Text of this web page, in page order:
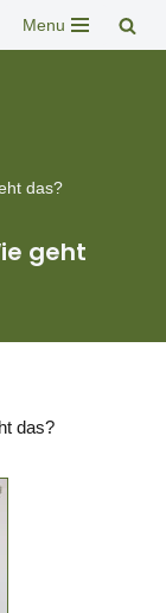
Menu
das?
geht
das?